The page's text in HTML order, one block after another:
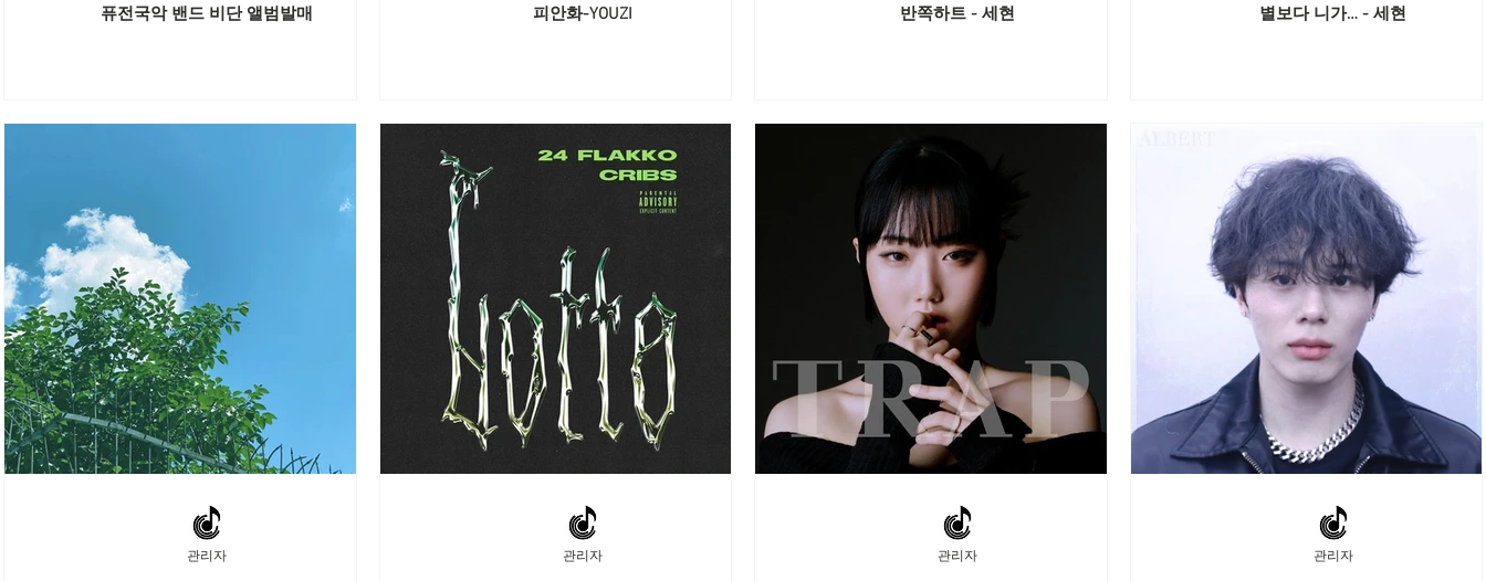
퓨전국악 밴드 비단 앨범발매 피안화-YOUZI 반쪽하트 - 세현 별보다 니가… - 세현
관리자 관리자 관리자 관리자